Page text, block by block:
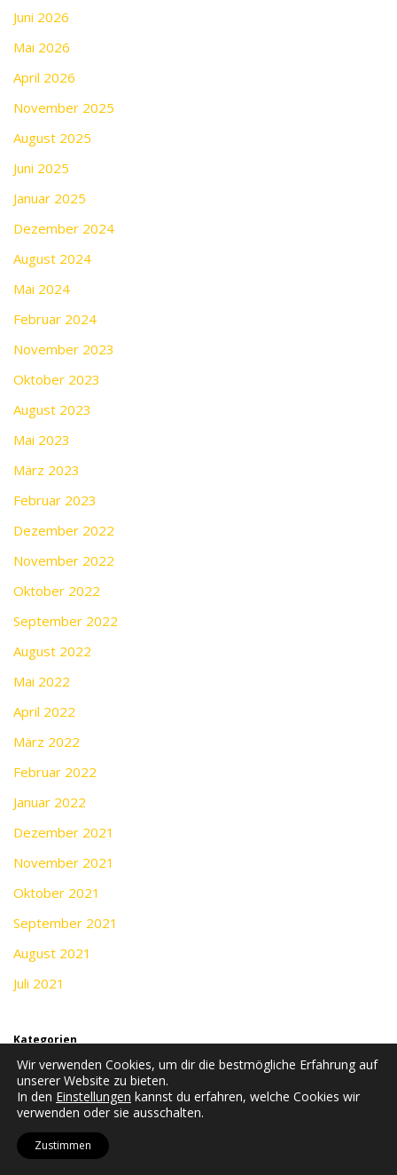
Juni 2026
Mai 2026
April 2026
November 2025
August 2025
Juni 2025
Januar 2025
Dezember 2024
August 2024
Mai 2024
Februar 2024
November 2023
Oktober 2023
August 2023
Mai 2023
März 2023
Februar 2023
Dezember 2022
November 2022
Oktober 2022
September 2022
August 2022
Mai 2022
April 2022
März 2022
Februar 2022
Januar 2022
Dezember 2021
November 2021
Oktober 2021
September 2021
August 2021
Juli 2021
Kategorien
Blog
Anmelden
Wir verwenden Cookies, um dir die bestmögliche Erfahrung auf
unserer Website zu bieten.
In den Einstellungen kannst du erfahren, welche Cookies wir
verwenden oder sie ausschalten.
Zustimmen